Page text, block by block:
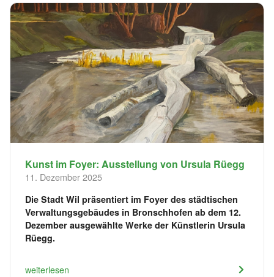
Kunst im Foyer: Ausstellung von Ursula Rüegg
11. Dezember 2025
Die Stadt Wil präsentiert im Foyer des städtischen
Verwaltungsgebäudes in Bronschhofen ab dem 12.
Dezember ausgewählte Werke der Künstlerin Ursula
Rüegg.
weiterlesen